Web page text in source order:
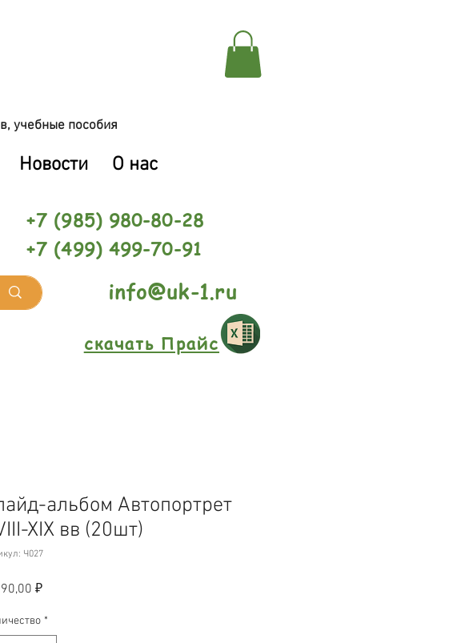
учебные пособия
Новости О нас
+7 (985) 980-80-28
+7 (499) 499-70-91
info@uk-1.ru
скачать Прайс
альбом Автопортрет
XIX вв (20шт)
Ч027
₽Цена
*